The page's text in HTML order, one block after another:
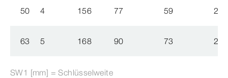
50 4 156 77 59
63 5 168 90 73
SW1 [mm] = Schlüsselweite